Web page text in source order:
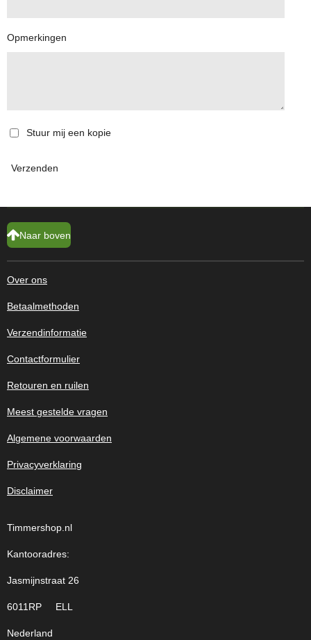
Opmerkingen
Stuur mij een kopie
Verzenden
Naar boven
Over ons
Betaalmethoden
Verzendinformatie
Contactformulier
Retouren en ruilen
Meest gestelde vragen
Algemene voorwaarden
Privacyverklaring
Disclaimer
Timmershop.nl
Kantooradres:
Jasmijnstraat 26
6011RP ELL
Nederland